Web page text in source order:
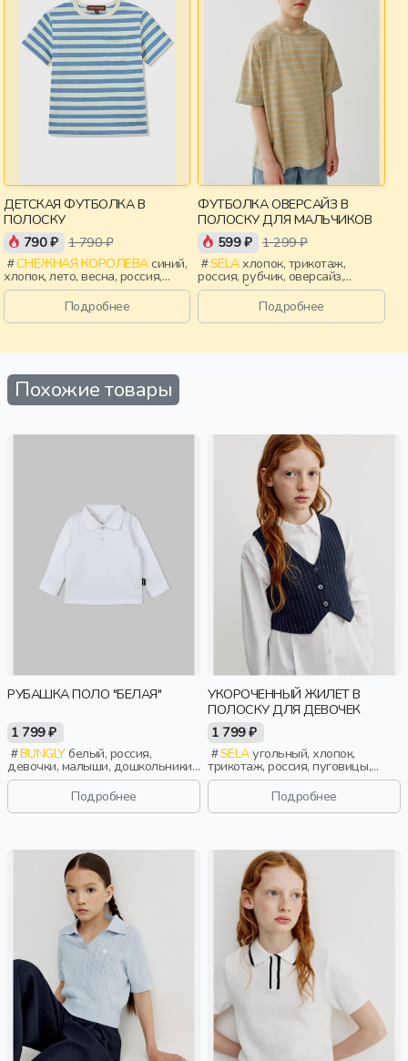
ДЕТСКАЯ ФУТБОЛКА В
ПОЛОСКУ
790 ₽ 1 790 ₽
СНЕЖНАЯ КОРОЛЕВАсиний,
хлопок, лето, весна, россия,
полоски, вышивка, мальчики,
Подробнее
ФУТБОЛКА ОВЕРСАЙЗ В
ПОЛОСКУ ДЛЯ МАЛЬЧИКОВ
599 ₽ 1 299 ₽
SELAхлопок, трикотаж,
россия, рубчик, оверсайз,
короткий рукав, полоски,
короткие, свободные, вырез,
круглый вырез, мальчики, дети
Подробнее
Похожие товары
РУБАШКА ПОЛО "БЕЛАЯ"
1 799 ₽
BUNGLYбелый, россия,
девочки, малыши, дошкольники,
дети
Подробнее
УКОРОЧЕННЫЙ ЖИЛЕТ В
ПОЛОСКУ ДЛЯ ДЕВОЧЕК
1 799 ₽
SELAугольный, хлопок,
трикотаж, россия, пуговицы,
прямые, укороченные, полоски,
застежка, школа, вырез, девочки,
Подробнее